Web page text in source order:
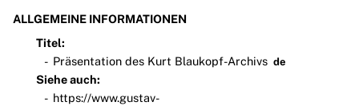
ALLGEMEINE INFORMATIONEN
Titel:
Präsentation des Kurt Blaukopf-Archivs de
Siehe auch:
https://www.gustav-